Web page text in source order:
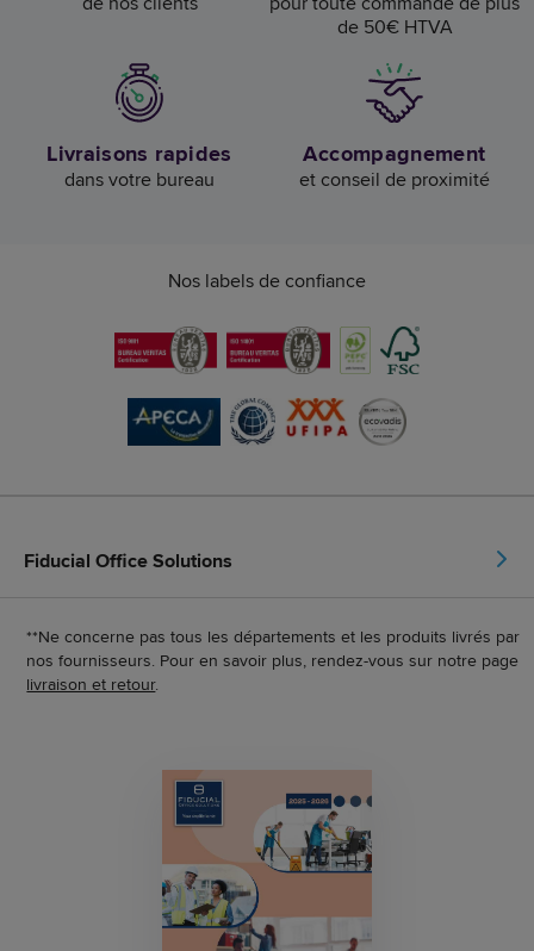
de 50€ HTVA
Livraisons rapides
dans votre bureau
Accompagnement
et conseil de proximité
Nos labels de confiance
Fiducial Office Solutions
**Ne concerne pas tous les départements et les produits livrés par
nos fournisseurs. Pour en savoir plus, rendez-vous sur notre page
livraison et retour.